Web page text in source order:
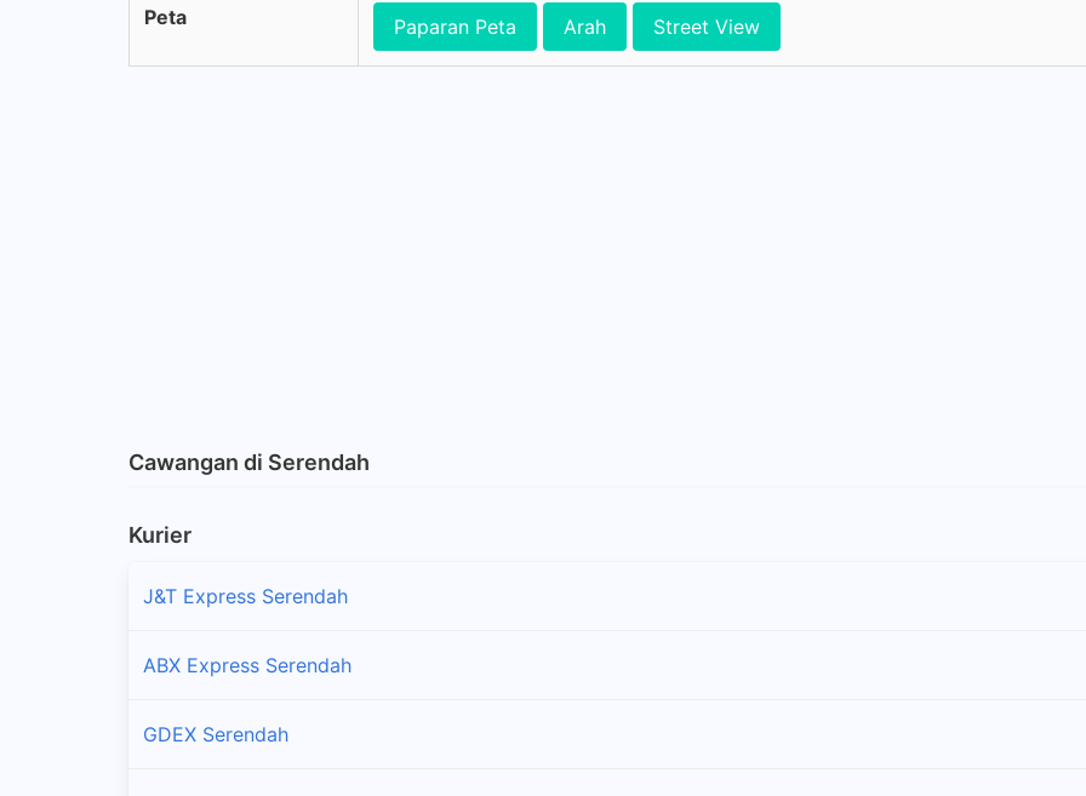
Peta Paparan Peta Arah Street View
Cawangan di Serendah
Kurier
J&T Express Serendah
ABX Express Serendah
GDEX Serendah